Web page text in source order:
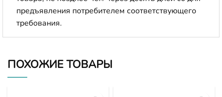
предъявления потребителем соответствующего
требования.
ПОХОЖИЕ ТОВАРЫ